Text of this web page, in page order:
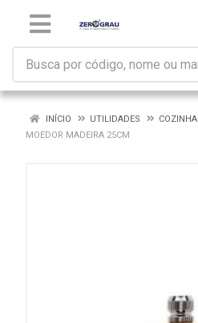
INÍCIO UTILIDADES
COZINHA
MOEDOR MADEIRA 25CM